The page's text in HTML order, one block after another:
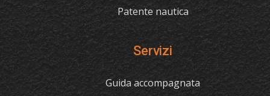
Patente nautica
Servizi
Guida accompagnata